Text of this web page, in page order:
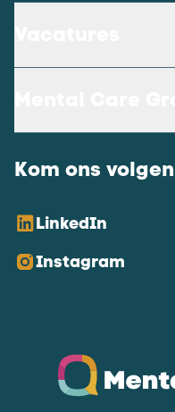
Kom ons volgen
LinkedIn
Instagram